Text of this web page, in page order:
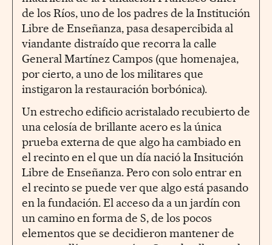
de los Ríos, uno de los padres de la Institución
Libre de Enseñanza, pasa desapercibida al
viandante distraído que recorra la calle
General Martínez Campos (que homenajea,
por cierto, a uno de los militares que
instigaron la restauración borbónica).
Un estrecho edificio acristalado recubierto de
una celosía de brillante acero es la única
prueba externa de que algo ha cambiado en
el recinto en el que un día nació la Insitución
Libre de Enseñanza. Pero con solo entrar en
el recinto se puede ver que algo está pasando
en la fundación. El acceso da a un jardín con
un camino en forma de S, de los pocos
elementos que se decidieron mantener de